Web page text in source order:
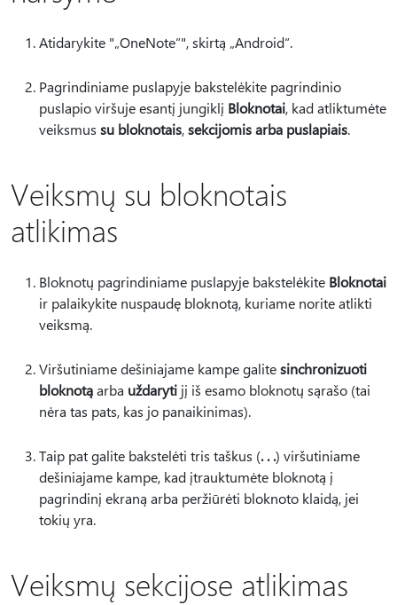
Atidarykite "„OneNote“", skirtą „Android“.
Pagrindiniame puslapyje bakstelėkite pagrindinio
puslapio viršuje esantį jungiklį Bloknotai, kad atliktumėte
veiksmus su bloknotais,sekcijomis arba puslapiais.
Veiksmų su bloknotais
atlikimas
Bloknotų pagrindiniame puslapyje bakstelėkite Bloknotai
ir palaikykite nuspaudę bloknotą, kuriame norite atlikti
veiksmą.
Viršutiniame dešiniajame kampe galitesinchronizuoti
bloknotąarba uždaryti jį iš esamo bloknotų sąrašo (tai
nėra tas pats, kas jo panaikinimas).
Taip pat galite bakstelėti tris taškus (. . .) viršutiniame
dešiniajame kampe, kad įtrauktumėte bloknotą į
pagrindinį ekraną arba peržiūrėti bloknoto klaidą, jei
tokių yra.
Veiksmų sekcijose atlikimas